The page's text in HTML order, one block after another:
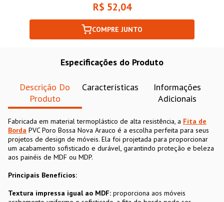
R$ 52,04
COMPRE JUNTO
Especificações do Produto
Descrição Do
Produto
Características
Informações
Adicionais
Fabricada em material termoplástico de alta resistência, a Fita de
Borda PVC Poro Bossa Nova Arauco é a escolha perfeita para seus
projetos de design de móveis. Ela foi projetada para proporcionar
um acabamento sofisticado e durável, garantindo proteção e beleza
aos painéis de MDF ou MDP.
Principais Benefícios:
Textura impressa igual ao MDF: proporciona aos móveis